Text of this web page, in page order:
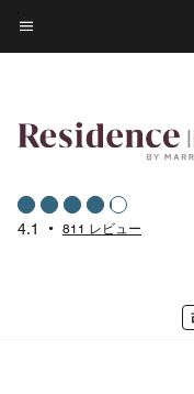
Skip
toメニューのテキスト
4.1 • 811 レビュー